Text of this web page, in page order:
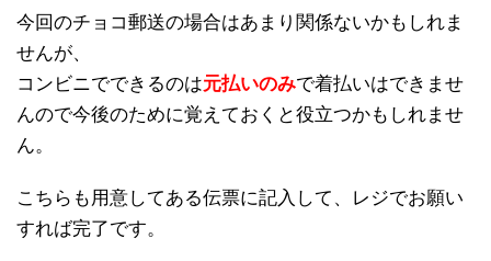
今回のチョコ郵送の場合はあまり関係ないかもしれま
せんが、
コンビニでできるのは元払いのみで着払いはできませ
んので今後のために覚えておくと役立つかもしれませ
ん。
こちらも用意してある伝票に記入して、レジでお願い
すれば完了です。